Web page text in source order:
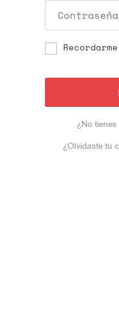
Recordarme
¿No tienes
¿Olvidaste tu